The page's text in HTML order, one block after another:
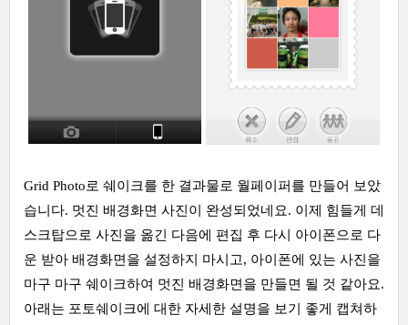
Grid Photo로 쉐이크를 한 결과물로 월페이퍼를 만들어 보았
습니다. 멋진 배경화면 사진이 완성되었네요. 이제 힘들게 데
스크탑으로 사진을 옮긴 다음에 편집 후 다시 아이폰으로 다
운 받아 배경화면을 설정하지 마시고, 아이폰에 있는 사진을
마구 마구 쉐이크하여 멋진 배경화면을 만들면 될 것 같아요.
아래는 포토쉐이크에 대한 자세한 설명을 보기 좋게 캡쳐하